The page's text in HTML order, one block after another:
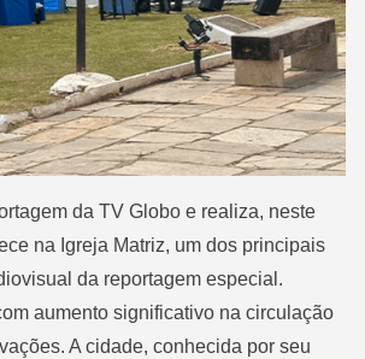
da TV Globo e realiza, neste
na Igreja Matriz, um dos principais
da reportagem especial.
aumento significativo na circulação
A cidade, conhecida por seu